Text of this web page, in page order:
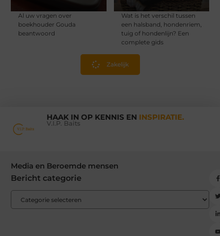
Al uw vragen over
boekhouder Gouda
beantwoord
Wat is het verschil tussen
een halsband, hondenriem,
tuig of hondenlijn? Een
complete gids
Zakelijk
HAAK IN OP KENNIS EN INSPIRATIE.
V.I.P. Baits
Media en Beroemde mensen
Bericht categorie